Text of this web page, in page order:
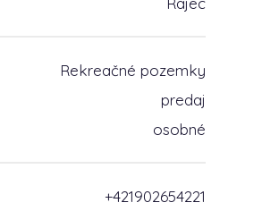
Rekreačné pozemky
predaj
osobné
+421902654221